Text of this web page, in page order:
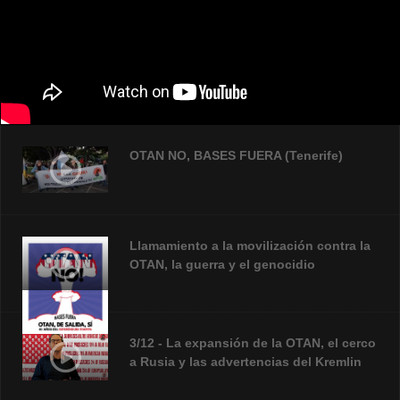
OTAN NO, BASES FUERA (Tenerife)
Llamamiento a la movilización contra la
OTAN, la guerra y el genocidio
3/12 - La expansión de la OTAN, el cerco
a Rusia y las advertencias del Kremlin